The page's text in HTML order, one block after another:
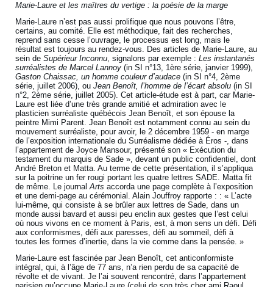
Marie-Laure et les maîtres du vertige : la poésie de la marge
Marie-Laure n’est pas aussi prolifique que nous pouvons l’être,
certains, au comité. Elle est méthodique, fait des recherches,
reprend sans cesse l’ouvrage, le processus est long, mais le
résultat est toujours au rendez-vous. Des articles de Marie-Laure, au
sein deSupérieur Inconnu, signalons par exemple :Les instantanés
surréalistes de Marcel Lannoy (in SI n°13, 1ère série, janvier 1999),
Gaston Chaissac, un homme couleur d’audace(in SI n°4, 2ème
série, juillet 2006), ouJean Benoît, l’homme de l’écart absolu(in SI
n°2, 2ème série, juillet 2005). Cet article-étude est à part, car Marie-
Laure est liée d’une très grande amitié et admiration avec le
plasticien surréaliste québécois Jean Benoît, et son épouse la
peintre Mimi Parent. Jean Benoît est notamment connu au sein du
mouvement surréaliste, pour avoir, le 2 décembre 1959 - en marge
de l’exposition internationale du Surréalisme dédiée à Éros -, dans
l’appartement de Joyce Mansour, présenté son « Exécution du
testament du marquis de Sade », devant un public confidentiel, dont
André Breton et Matta. Au terme de cette présentation, il s’appliqua
sur la poitrine un fer rougi portant les quatre lettres SADE. Matta fit
de même. Le journalArts accorda une page complète à l’exposition
et une demi-page au cérémonial. Alain Jouffroy rapporte : : « L’acte
lui-même, qui consiste à se brûler aux lettres de Sade, dans un
monde aussi bavard et aussi peu enclin aux gestes que l’est celui
où nous vivons en ce moment à Paris, est, à mon sens un défi. Défi
aux conformismes, défi aux paresses, défi au sommeil, défi à
toutes les formes d’inertie, dans la vie comme dans la pensée. »
Marie-Laure est fascinée par Jean Benoît, cet anticonformiste
intégral, qui, à l’âge de 77 ans, n’a rien perdu de sa capacité de
révolte et de vivant. Je l’ai souvent rencontré, dans l’appartement